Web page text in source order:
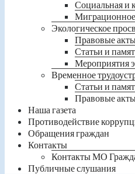
Социальная и
Миграционное
Экологическое
Правовые
Статьи и
Мероприятия
Временное
Статьи и
Правовые
Наша газета
Противодействие
Обращения граждан
Контакты
Контакты МО
Публичные слушания